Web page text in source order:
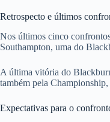
Retrospecto e últimos
Nos últimos cinco
Southampton, uma do
A última vitória do
também pela
Expectativas para o